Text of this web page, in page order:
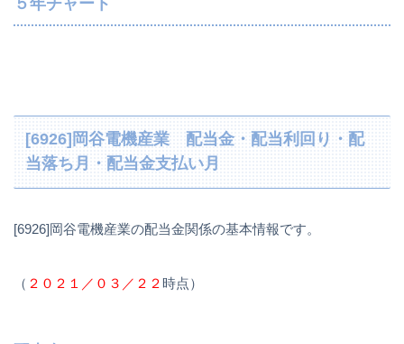
５年チャート
[6926]岡谷電機産業 配当金・配当利回り・配
当落ち月・配当金支払い月
[6926]岡谷電機産業の配当金関係の基本情報です。
（ ２０２１／０３／２２時点）